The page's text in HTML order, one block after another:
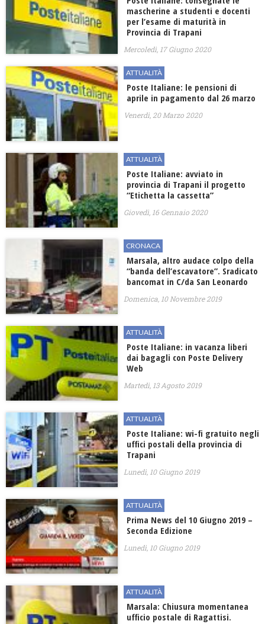
mascherine a studenti e docenti
per l’esame di maturità in
Provincia di Trapani
Mercoledì, 17 Giugno 2020
ATTUALITÀ
Poste Italiane: le pensioni di
aprile in pagamento dal 26 marzo
Venerdì, 20 Marzo 2020
ATTUALITÀ
Poste Italiane: avviato in
provincia di Trapani il progetto
“Etichetta la cassetta”
Giovedì, 16 Gennaio 2020
CRONACA
Marsala, altro audace colpo della
“banda dell’escavatore”. Sradicato
bancomat in C/da San Leonardo
Domenica, 10 Novembre 2019
ATTUALITÀ
Poste Italiane: in vacanza liberi
dai bagagli con Poste Delivery
Web
Martedì, 13 Agosto 2019
ATTUALITÀ
Poste Italiane: wi-fi gratuito negli
uffici postali della provincia di
Trapani
Lunedì, 10 Giugno 2019
ATTUALITÀ
Prima News del 10 Giugno 2019 –
Seconda Edizione
Lunedì, 10 Giugno 2019
ATTUALITÀ
Marsala: Chiusura momentanea
ufficio postale di Ragattisi.